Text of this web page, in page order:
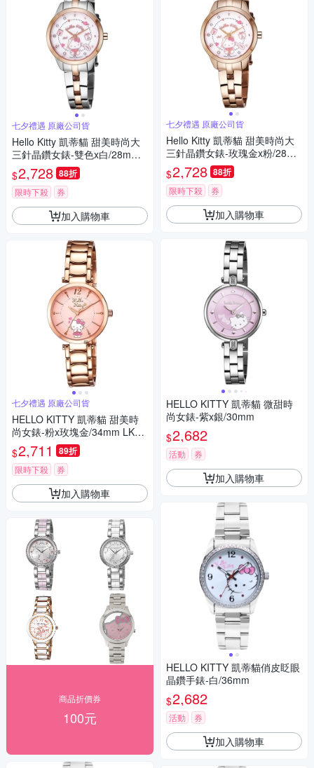
七夕禮遇 原廠公司貨
Hello Kitty 凱蒂貓 甜美時尚大
三針晶鑽女錶-雙色x白/28mm L
K707LTWS 七夕寵愛季 送禮推
薦
$2,728 88折
限時下殺 券
加入購物車
七夕禮遇 原廠公司貨
HELLO KITTY 凱蒂貓 甜美時
尚女錶-粉x玫塊金/34mm LK70
9LRPI 七夕寵愛季 送禮推薦
$2,711 89折
限時下殺 券
加入購物車
商品折價券
100元
七夕禮遇 原廠公司貨
Hello Kitty 凱蒂貓 甜美時尚大
三針晶鑽女錶-玫瑰金x粉/28m
m LK707LRWS-P 七夕寵愛季
送禮推薦
$2,728 88折
限時下殺 券
加入購物車
HELLO KITTY 凱蒂貓 微甜時
尚女錶-紫x銀/30mm
$2,682
活動 券
加入購物車
HELLO KITTY 凱蒂貓俏皮眨眼
晶鑽手錶-白/36mm
$2,682
活動 券
加入購物車